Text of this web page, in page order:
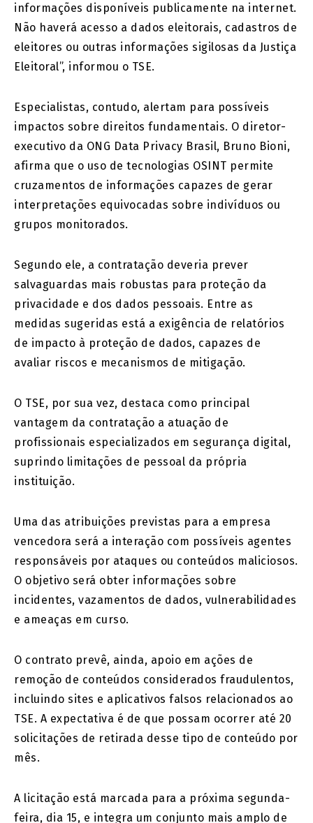
informações disponíveis publicamente na internet.
Não haverá acesso a dados eleitorais, cadastros de
eleitores ou outras informações sigilosas da Justiça
Eleitoral”, informou o TSE.
Especialistas, contudo, alertam para possíveis
impactos sobre direitos fundamentais. O diretor-
executivo da ONG Data Privacy Brasil, Bruno Bioni,
afirma que o uso de tecnologias OSINT permite
cruzamentos de informações capazes de gerar
interpretações equivocadas sobre indivíduos ou
grupos monitorados.
Segundo ele, a contratação deveria prever
salvaguardas mais robustas para proteção da
privacidade e dos dados pessoais. Entre as
medidas sugeridas está a exigência de relatórios
de impacto à proteção de dados, capazes de
avaliar riscos e mecanismos de mitigação.
O TSE, por sua vez, destaca como principal
vantagem da contratação a atuação de
profissionais especializados em segurança digital,
suprindo limitações de pessoal da própria
instituição.
Uma das atribuições previstas para a empresa
vencedora será a interação com possíveis agentes
responsáveis por ataques ou conteúdos maliciosos.
O objetivo será obter informações sobre
incidentes, vazamentos de dados, vulnerabilidades
e ameaças em curso.
O contrato prevê, ainda, apoio em ações de
remoção de conteúdos considerados fraudulentos,
incluindo sites e aplicativos falsos relacionados ao
TSE. A expectativa é de que possam ocorrer até 20
solicitações de retirada desse tipo de conteúdo por
mês.
A licitação está marcada para a próxima segunda-
feira, dia 15, e integra um conjunto mais amplo de